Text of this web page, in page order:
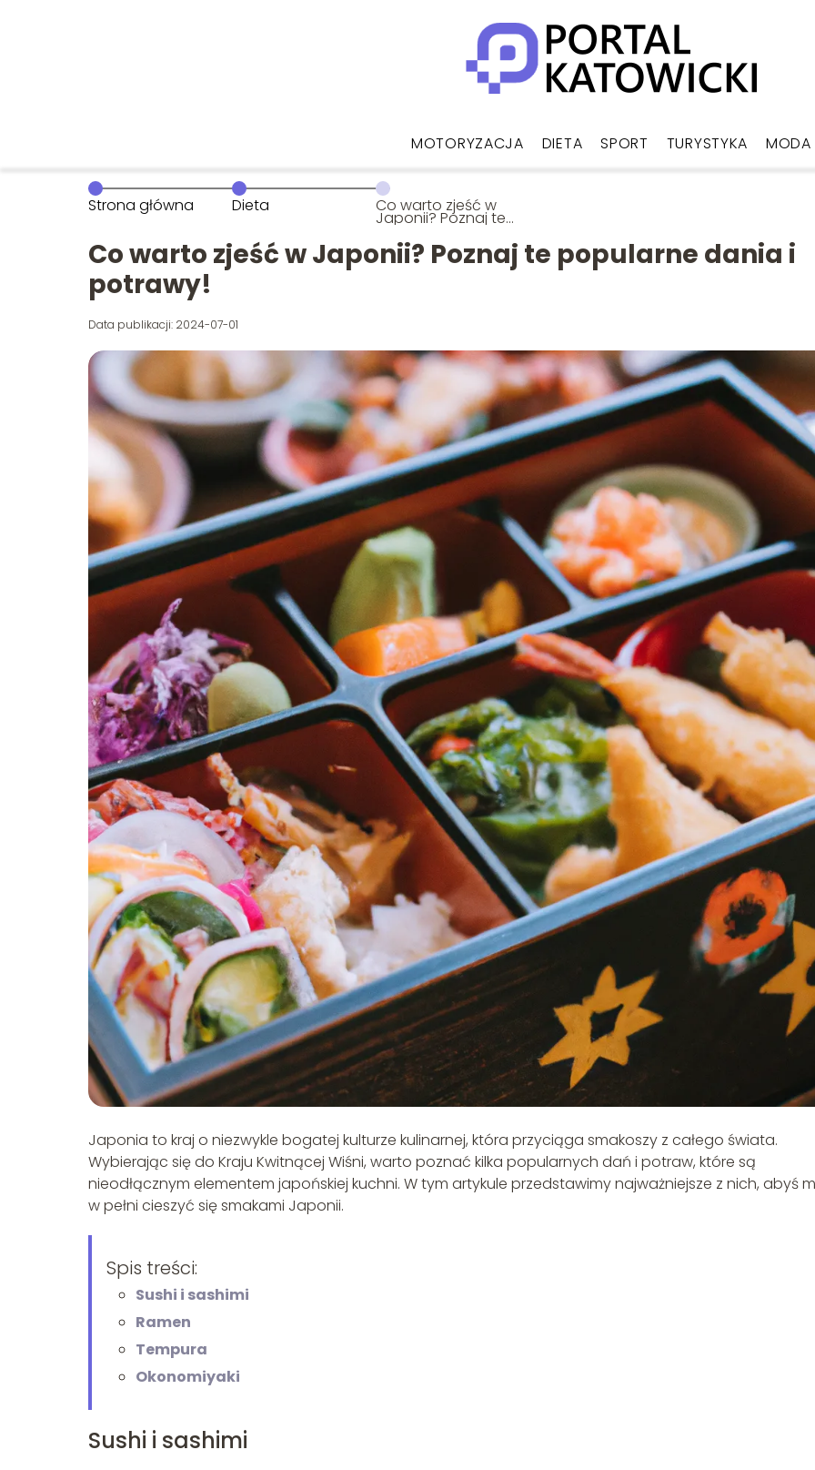
MOTORYZACJA DIETA SPORT TURYSTYKA MODA
Strona główna Dieta Co warto zjeść w
Japonii? Poznaj te
popularne dania i
potrawy!
Co warto zjeść w Japonii? Poznaj te popularne dania i
potrawy!
Data publikacji: 2024-07-01
Japonia to kraj o niezwykle bogatej kulturze kulinarnej, która przyciąga smakoszy z całego świata.
Wybierając się do Kraju Kwitnącej Wiśni, warto poznać kilka popularnych dań i potraw, które są
nieodłącznym elementem japońskiej kuchni. W tym artykule przedstawimy najważniejsze z nich, abyś
w pełni cieszyć się smakami Japonii.
Spis treści:
Sushi i sashimi
Ramen
Tempura
Okonomiyaki
Sushi i sashimi